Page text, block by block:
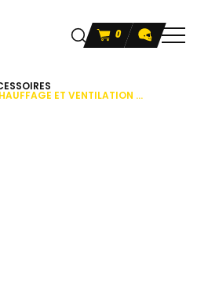
0
ET VENTILATION ...